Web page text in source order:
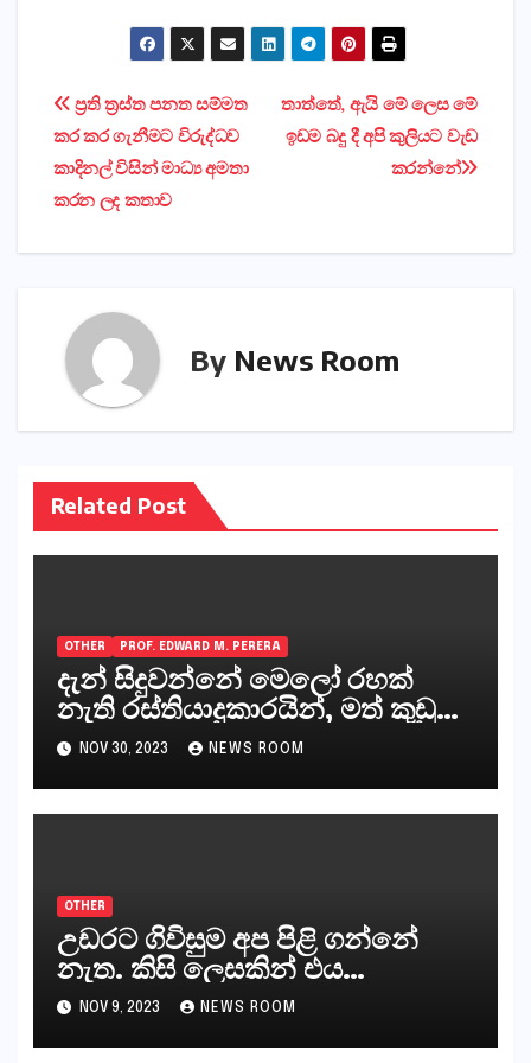
Post
navigation
තාත්තේ, ඇයි මේ ලෙස මේ
ඉඩම බදු දී අපි කුලියට වැඩ
කරන්නේ
ප්‍රති ත්‍රස්ත පනත සම්මත
කර කර ගැනීමට විරුද්ධව
කාදිනල් විසින් මාධ්‍ය අමතා
කරන ලද කතාව
By News Room
Related Post
OTHER PROF. EDWARD M. PERERA
දැන් සිදුවන්නේ මෙලෝ රහක්
නැති රස්තියාදුකාරයින්, මත් කුඩු
ගෙන්වන්නන් සහ අලෙවි
කරන්නන්,කැලෑපාළුවන්, මහජන
නියෝජිතයින්
NOV 30, 2023 NEWS ROOM
OTHER
උඩරට ගිවිසුම අප පිළි ගන්නේ
නැත. කිසි ලෙසකින් එය
නීත්‍යානුකූල ලියවිල්ලක් නො වේ.
සිංහල ප්‍රතිපත්ති කේන්ද්‍රයෙන්
ජනාධිපති දැන් වූ ලිපියෙන්
NOV 9, 2023 NEWS ROOM